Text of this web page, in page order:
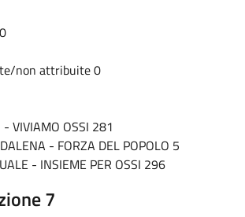
non attribuite 0
- VIVIAMO OSSI 281
- FORZA DEL POPOLO 5
- INSIEME PER OSSI 296
7